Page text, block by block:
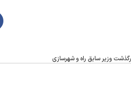
وزیر سابق راه و شهرسازی